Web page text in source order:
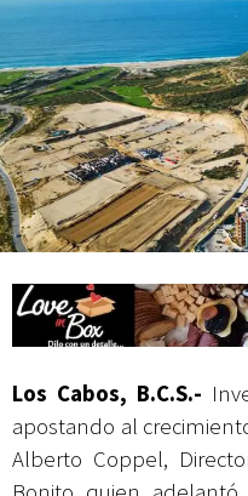
Los Cabos, B.C.S.-
apostando al
Alberto Coppel,